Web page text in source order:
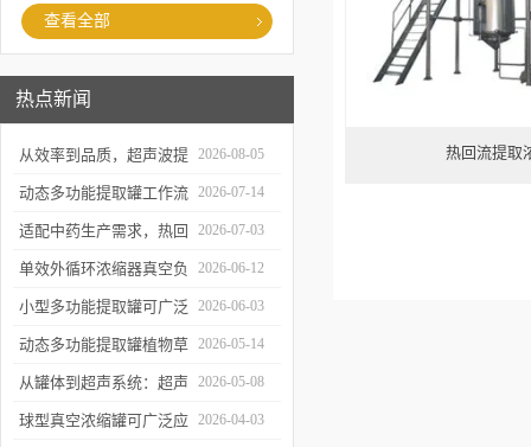
查看全部
热点新闻
从效率到品质，超声波提
取罐的实用价值梳理
2026-08-05
动态多功能提取罐工作流
程与核心优势解析
2026-07-14
适配中药生产需求，热回
流提取浓缩机组的应用优
势解析
2026-07-03
单效外循环浓缩器真空负
压蒸发技术的核心亮点解
析
2026-06-12
小型多功能提取罐可广泛
应用于哪些行业？
2026-06-03
动态多功能提取罐植物草
本精华萃取成套工艺流程
2026-05-14
从罐体到超声系统：超声
波提取罐的结构特点解析
2026-05-08
球型真空浓缩罐可广泛应 2026-04-03
热回流提取